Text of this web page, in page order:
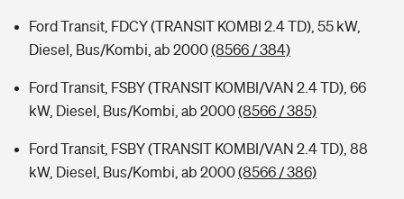
Ford Transit, FDCY (TRANSIT KOMBI 2.4 TD), 55 kW,
Diesel, Bus/Kombi, ab 2000(8566 / 384)
Ford Transit, FSBY (TRANSIT KOMBI/VAN 2.4 TD), 66
kW, Diesel, Bus/Kombi, ab 2000(8566 / 385)
Ford Transit, FSBY (TRANSIT KOMBI/VAN 2.4 TD), 88
kW, Diesel, Bus/Kombi, ab 2000(8566 / 386)